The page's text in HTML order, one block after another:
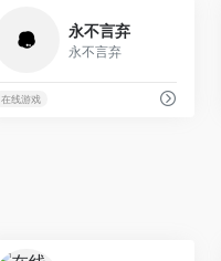
永不言弃
永不言弃
在线游戏